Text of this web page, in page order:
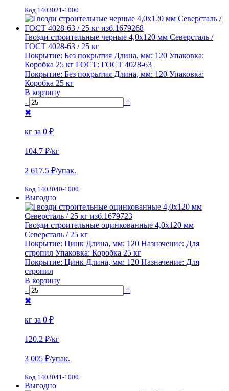
Код 1403021-1000
Гвозди строительные черные 4,0х120 мм Северсталь /
ГОСТ 4028-63 / 25 кг
Покрытие: Без покрытия Длина, мм: 120 Упаковка:
Коробка 25 кг ГОСТ: ГОСТ 4028-63
Покрытие: Без покрытия Длина, мм: 120 Упаковка:
Коробка 25 кг
В корзину
-
+
✖
кг за 0 ₽
104.7 ₽/кг
2 617.5 ₽/упак.
Код 1403040-1000
Выгодно
Гвозди строительные оцинкованные 4,0х120 мм
Северсталь / 25 кг
Покрытие: Цинк Длина, мм: 120 Назначение: Для
стропил Упаковка: Коробка 25 кг
Покрытие: Цинк Длина, мм: 120 Назначение: Для
стропил
В корзину
-
+
✖
кг за 0 ₽
120.2 ₽/кг
3 005 ₽/упак.
Код 1403041-1000
Выгодно